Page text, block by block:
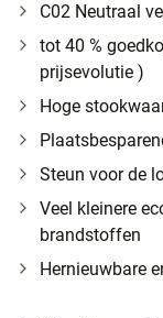
C02 Neutraal
tot 40 %
prijsevolutie )
Hoge
Steun voor de
Veel kleinere
brandstoffen
Hernieuwbare